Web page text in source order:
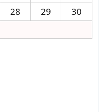
28 29
30